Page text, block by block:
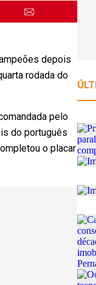
depois
rodada do
pelo
do português
o placar